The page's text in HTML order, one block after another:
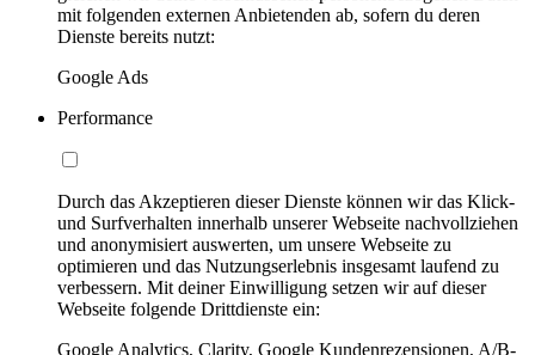
mit folgenden externen Anbietenden ab, sofern du deren
Dienste bereits nutzt:
Google Ads
Performance
Durch das Akzeptieren dieser Dienste können wir das Klick-
und Surfverhalten innerhalb unserer Webseite nachvollziehen
und anonymisiert auswerten, um unsere Webseite zu
optimieren und das Nutzungserlebnis insgesamt laufend zu
verbessern. Mit deiner Einwilligung setzen wir auf dieser
Webseite folgende Drittdienste ein:
Google Analytics, Clarity, Google Kundenrezensionen, A/B-